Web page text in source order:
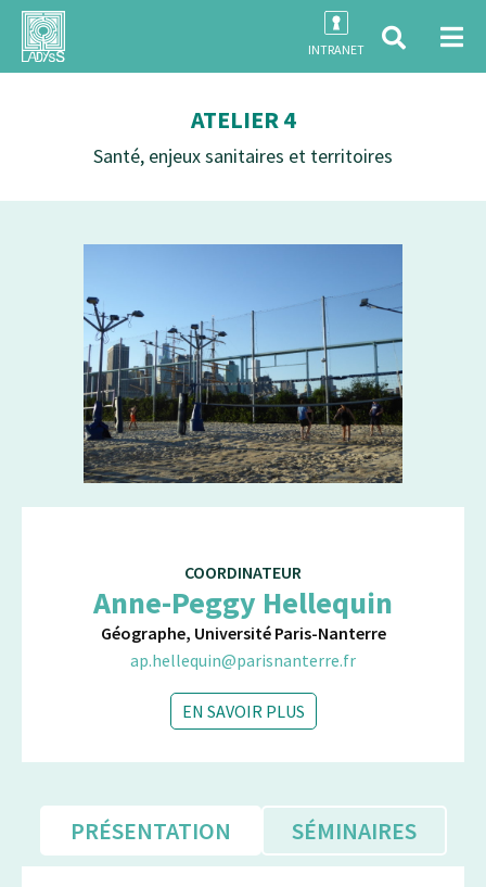
INTRANET
ATELIER 4
Santé, enjeux sanitaires et territoires
COORDINATEUR
Anne-Peggy Hellequin
Géographe, Université Paris-Nanterre
ap.hellequin@parisnanterre.fr
EN SAVOIR PLUS
PRÉSENTATION SÉMINAIRES